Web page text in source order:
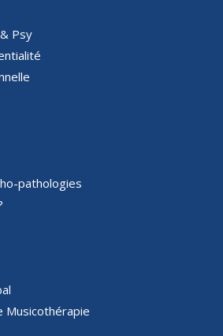
Psy
pathologies
Musicothérapie